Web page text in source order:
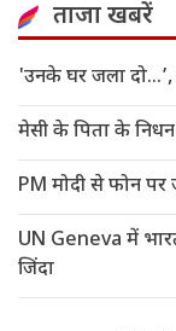
ताजा खबरें
'उनके घर जला दो…’,
मेसी के पिता के निधन
PM मोदी से फोन पर
UN Geneva में
जिंदा